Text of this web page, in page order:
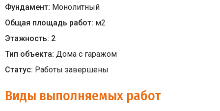
Фундамент: Монолитный
Общая площадь работ: м2
Этажность: 2
Тип объекта: Дома с гаражом
Статус: Работы завершены
Виды выполняемых работ